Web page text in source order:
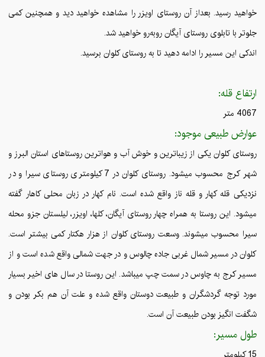
خواهید رسید. بعداز آن روستای اویزر را مشاهده خواهید دید و همچنین کمی
جلوتر با تابلوی روستای آیگان روبه‌رو خواهید شد.
اندکی این مسیر را ادامه دهید تا به روستای کلوان برسید.
ارتفاع قله:
4067 متر
عوارض طبیعی موجود:
روستای کلوان یکی از زیباترین و خوش آب‌ و هواترین روستاهای استان البرز و
شهر کرج محسوب میشود. روستای کلوان در 7 کیلومتری روستای سیرا و در
نزدیکی قله کهار و قله ناز واقع شده است. نام کهار در زبان محلی کاهار گفته
میشود. این روستا به همراه چهار روستای آیگان، کلها، اویزر، لیلستان جزو محله
سیرا محسوب میشوند. وسعت روستای کلوان از هزار هکتار کمی بیشتر است.
کلوان در مسیر شمال غربی جاده چالوس و در جهت شمالی واقع شده است و از
مسیر کرج به چاوس در سمت چپ میباشد. این روستا در سال های اخیر بسیار
مورد توجه گردشگران و طبیعت‌ دوستان واقع شده و علت آن هم بکر بودن و
شگفت انگیز بودن طبیعت آن است.
طول مسیر: